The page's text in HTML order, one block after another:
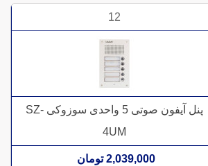
12
پنل آیفون صوتی 5 واحدی سوزوکی SZ-
4UM
2,039,000 تومان